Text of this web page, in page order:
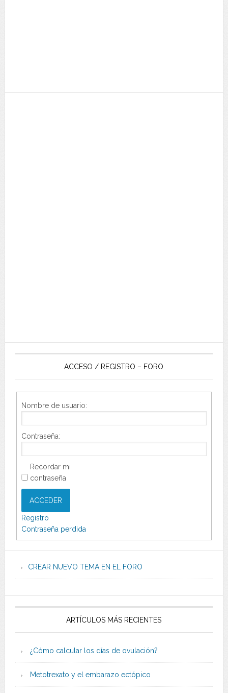
ACCESO / REGISTRO – FORO
Nombre de usuario:
Contraseña:
Recordar mi
contraseña
ACCEDER
Registro
Contraseña perdida
CREAR NUEVO TEMA EN EL FORO
ARTÍCULOS MÁS RECIENTES
¿Cómo calcular los días de ovulación?
Metotrexato y el embarazo ectópico